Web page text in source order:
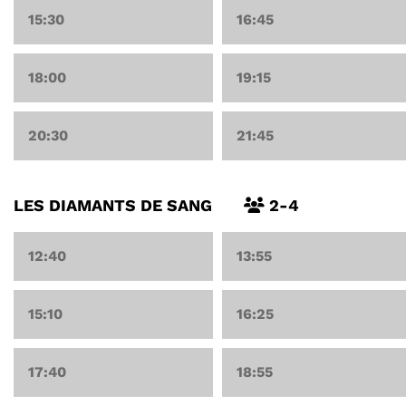
15:30 16:45
18:00 19:15
20:30 21:45
LES DIAMANTS DE SANG 2-4
12:40 13:55
15:10 16:25
17:40 18:55